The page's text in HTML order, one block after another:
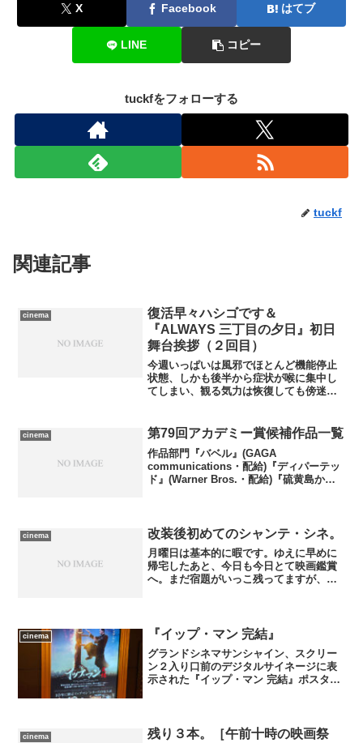
X Facebook はてブ
LINE コピー
tuckfをフォローする
tuckf
関連記事
cinema
復活早々ハシゴです＆
『ALWAYS 三丁目の夕日』初日
舞台挨拶（２回目）
今週いっぱいは風邪でほとんど機能停止
状態、しかも後半から症状が喉に集中し
てしまい、観る気力は恢復しても傍迷惑
先週わざわざ並んでまで購入したチケッ
トを無駄にしないためにも...
cinema 第79回アカデミー賞候補作品一覧
作品部門『バベル』(GAGA
communications・配給)『ディパーテッ
ド』(Warner Bros.・配給)『硫黄島から
cinema 改装後初めてのシャンテ・シネ。
月曜日は基本的に暇です。ゆえに早めに
帰宅したあと、今日も今日とて映画鑑賞
へ。まだ宿題がいっこ残ってますが、そ
す。実は二週間ぐらい...
cinema 『イップ・マン 完結』
グランドシネマサンシャイン、スクリー
ン２入り口前のデジタルサイネージに表
示された『イップ・マン 完結』ポスター
エドモンド・ウォン、...
cinema
残り３本。［午前十時の映画祭